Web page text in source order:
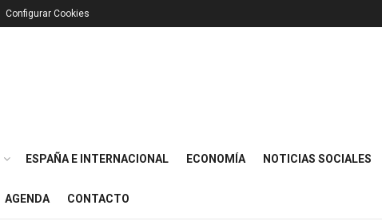
Configurar Cookies
ESPAÑA E INTERNACIONAL ECONOMÍA NOTICIAS SOCIALES
AGENDA CONTACTO